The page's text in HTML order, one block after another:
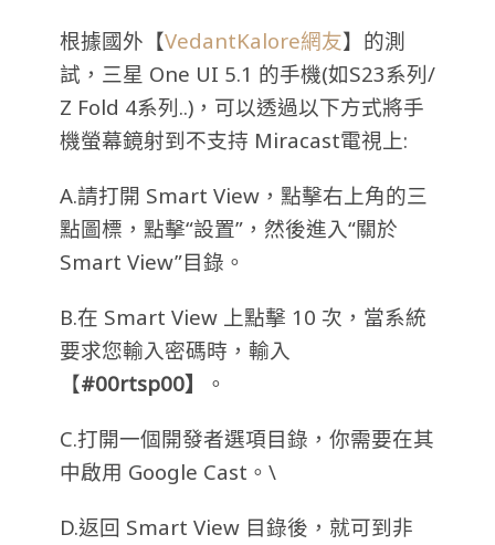
根據國外【VedantKalore網友】的測
試，三星 One UI 5.1 的手機(如S23系列/
Z Fold 4系列..)，可以透過以下方式將手
機螢幕鏡射到不支持 Miracast電視上:
A.請打開 Smart View，點擊右上角的三
點圖標，點擊“設置”，然後進入“關於
Smart View”目錄。
B.在 Smart View 上點擊 10 次，當系統
要求您輸入密碼時，輸入
【#00rtsp00】
。
C.打開一個開發者選項目錄，你需要在其
中啟用 Google Cast。\
D.返回 Smart View 目錄後，就可到非